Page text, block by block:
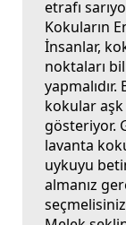
etrafı
Kokuların
İnsanlar,
noktaları
yapmalıdır.
kokular
gösteriyor.
lavanta
uykuyu
almanız